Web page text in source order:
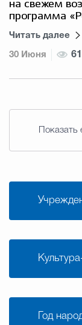
на свежем
программа
Читать далее
30 Июня 61
Показать
Год